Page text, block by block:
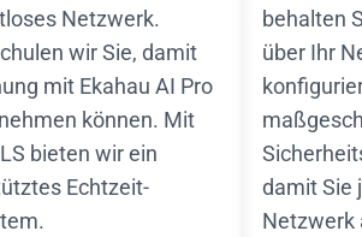
Netzwerk.
wir Sie, damit
mit Ekahau AI Pro
können. Mit
bieten wir ein
Echtzeit-
behalten
über Ihr
damit Sie
Netzwerk